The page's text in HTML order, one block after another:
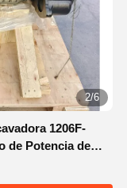
3/6
1206F-
de Potencia de